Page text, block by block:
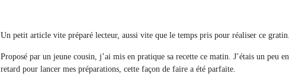
Un petit article vite préparé lecteur, aussi vite que le temps pris pour réaliser ce gratin.
Proposé par un jeune cousin, j’ai mis en pratique sa recette ce matin. J’étais un peu en
retard pour lancer mes préparations, cette façon de faire a été parfaite.